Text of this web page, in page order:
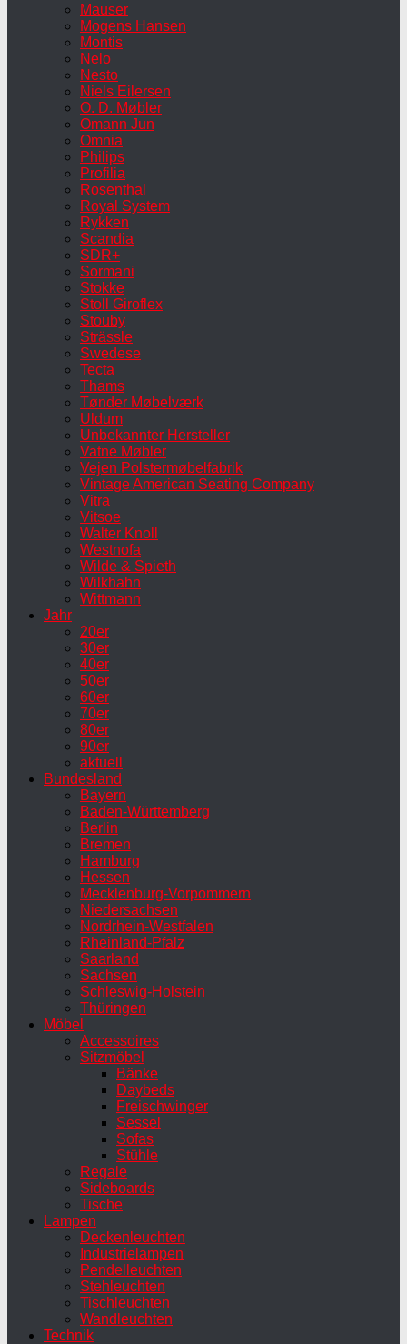
Mauser
Mogens Hansen
Montis
Nelo
Nesto
Niels Eilersen
O. D. Møbler
Omann Jun
Omnia
Philips
Profilia
Rosenthal
Royal System
Rykken
Scandia
SDR+
Sormani
Stokke
Stoll Giroflex
Stouby
Strässle
Swedese
Tecta
Thams
Tønder Møbelværk
Uldum
Unbekannter Hersteller
Vatne Møbler
Vejen Polstermøbelfabrik
Vintage American Seating Company
Vitra
Vitsoe
Walter Knoll
Westnofa
Wilde & Spieth
Wilkhahn
Wittmann
Jahr
20er
30er
40er
50er
60er
70er
80er
90er
aktuell
Bundesland
Bayern
Baden-Württemberg
Berlin
Bremen
Hamburg
Hessen
Mecklenburg-Vorpommern
Niedersachsen
Nordrhein-Westfalen
Rheinland-Pfalz
Saarland
Sachsen
Schleswig-Holstein
Thüringen
Möbel
Accessoires
Sitzmöbel
Bänke
Daybeds
Freischwinger
Sessel
Sofas
Stühle
Regale
Sideboards
Tische
Lampen
Deckenleuchten
Industrielampen
Pendelleuchten
Stehleuchten
Tischleuchten
Wandleuchten
Technik